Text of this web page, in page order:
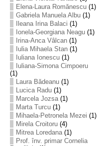
Elena-Laura Romănescu(1)
Gabriela Manuela Albu(1)
Ileana Irina Balaci (1)
Ionela-Georgiana Neagu(1)
Irina-Anca Vâlcan(1)
Iulia Mihaela Stan(1)
Iuliana Ionescu(1)
Iuliana-Simona Cimpoeru
(1)
Laura Bădeanu(1)
Lucica Radu(1)
Marcela Jozsa(1)
Marta Turcu(1)
Mihaela-Petronela Mezei (1)
Mirela Croitoru(4)
Mitrea Loredana(1)
Prof. înv. primar Cornelia